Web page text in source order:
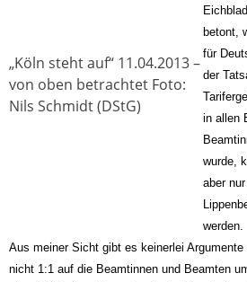
„Köln steht auf“ 11.04.2013 –
von oben betrachtet Foto:
Nils Schmidt (DStG)
betont,
für
der
in allen
wurde,
aber
werden.
Aus meiner Sicht gibt es keinerlei Argumente
nicht 1:1 auf die Beamtinnen und Beamten